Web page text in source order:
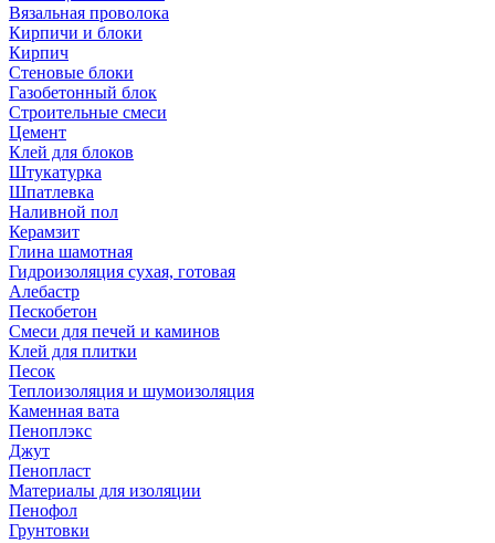
Вязальная проволока
Кирпичи и блоки
Кирпич
Стеновые блоки
Газобетонный блок
Строительные смеси
Цемент
Клей для блоков
Штукатурка
Шпатлевка
Наливной пол
Керамзит
Глина шамотная
Гидроизоляция сухая, готовая
Алебастр
Пескобетон
Смеси для печей и каминов
Клей для плитки
Песок
Теплоизоляция и шумоизоляция
Каменная вата
Пеноплэкс
Джут
Пенопласт
Материалы для изоляции
Пенофол
Грунтовки